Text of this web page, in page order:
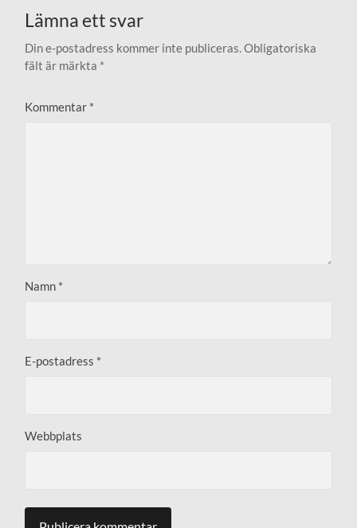
Lämna ett svar
Din e-postadress kommer inte publiceras. Obligatoriska
fält är märkta *
Kommentar *
Namn *
E-postadress *
Webbplats